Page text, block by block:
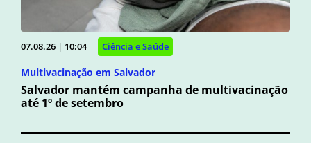
07.08.26 | 10:04 Ciência e Saúde
Multivacinação em Salvador
Salvador mantém campanha de multivacinação
até 1º de setembro